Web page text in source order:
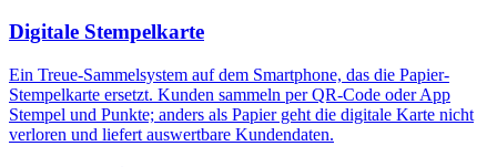
Digitale Stempelkarte
Ein Treue-Sammelsystem auf dem Smartphone, das die Papier-
Stempelkarte ersetzt. Kunden sammeln per QR-Code oder App
Stempel und Punkte; anders als Papier geht die digitale Karte nicht
verloren und liefert auswertbare Kundendaten.